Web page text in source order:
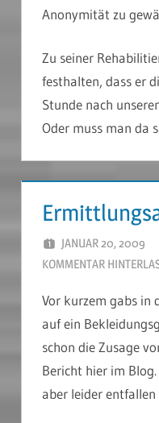
Anonymität zu
Zu seiner
festhalten, dass er
Stunde nach
Oder muss man da
JANUAR 20, 2009
KOMMENTAR
Vor kurzem gabs in
auf ein
schon die Zusage
Bericht hier im
aber leider entfallen